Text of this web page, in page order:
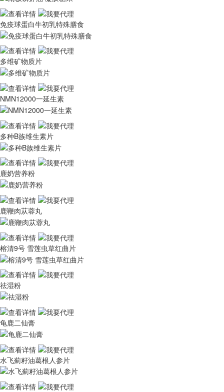
免疫球蛋白牛初乳特殊膳食
多维矿物质片
NMN12000一延生素
多种B族维生素片
鹿奶营养粉
鹿鞭肉苁蓉丸
榕清9号 雪莲虫草红曲片
祛湿粉
龟鹿二仙膏
水飞薊籽油葛根人参片